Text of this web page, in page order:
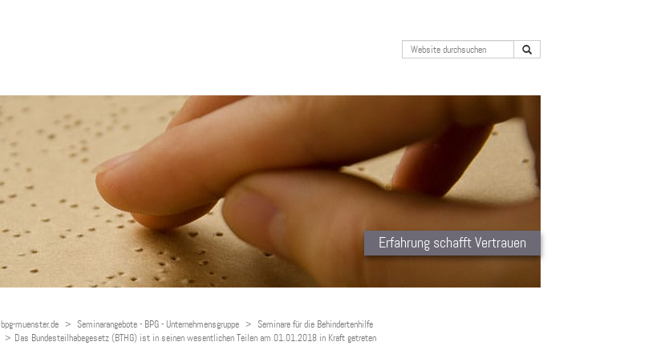
Erfahrung schafft Vertrauen
bpg-muenster.de Seminarangebote - BPG - Unternehmensgruppe
Seminare für die Behindertenhilfe
Das Bundesteilhabegesetz (BTHG) ist in seinen wesentlichen Teilen am 01.01.2018 in Kraft getreten